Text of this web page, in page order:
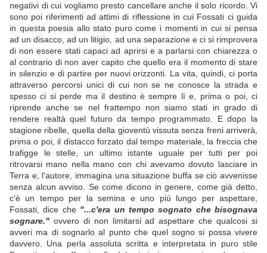
negativi di cui vogliamo presto cancellare anche il solo ricordo. Vi
sono poi riferimenti ad attimi di riflessione in cui Fossati ci guida
in questa poesia allo stato puro come i momenti in cui si pensa
ad un disacco, ad un litigio, ad una separazione e ci si rimprovera
di non essere stati capaci ad aprirsi e a parlarsi con chiarezza o
al contrario di non aver capito che quello era il momento di stare
in silenzio e di partire per nuovi orizzonti. La vita, quindi, ci porta
attraverso percorsi unici di cui non se ne conosce la strada e
spesso ci si perde ma il destino è sempre lì e, prima o poi, ci
riprende anche se nel frattempo non siamo stati in grado di
rendere realtà quel futuro da tempo programmato. E dopo la
stagione ribelle, quella della gioventù vissuta senza freni arriverà,
prima o poi, il distacco forzato dal tempo materiale, la freccia che
trafigge le stelle, un ultimo istante uguale per tutti per poi
ritrovarsi mano nella mano con chi avevamo dovuto lasciare in
Terra e, l'autore, immagina una situazione buffa se ciò avvenisse
senza alcun avviso. Se come dicono in genere, come già detto,
c'è un tempo per la semina e uno più lungo per aspettare,
Fossati, dice che "...c'era un tempo sognato che bisognava
sognare." ovvero di non limitarsi ad aspettare che qualcosi si
avveri ma di sognarlo al punto che quel sogno si possa vivere
davvero. Una perla assoluta scritta e interpretata in puro stile